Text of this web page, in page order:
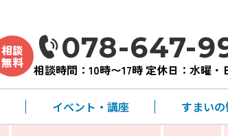
相談
無料 078-647-
相談時間：10時〜17時 定休日：水曜・
イベント・講座 すまい